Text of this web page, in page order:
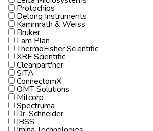
Protochips
Delong Instruments
Kammrath & Weiss
Bruker
Lam Plan
ThermoFisher Scientific
XRF Scientific
Cleanpart'ner
SITA
ConnectomX
OMT Solutions
Mitcorp
Spectruma
Dr. Schneider
IBSS